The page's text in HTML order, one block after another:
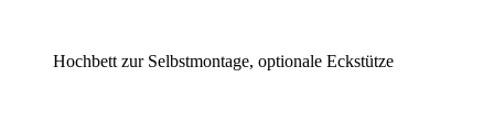
Hochbett zur Selbstmontage, optionale Eckstütze